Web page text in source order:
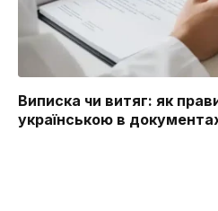
Виписка чи витяг: як
українською в